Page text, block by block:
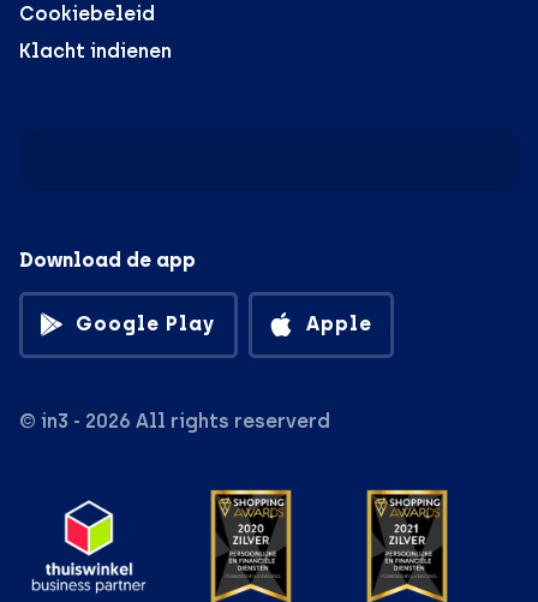
Cookiebeleid
Klacht indienen
Download de app
Google Play Apple
© in3 - 2026 All rights reserverd